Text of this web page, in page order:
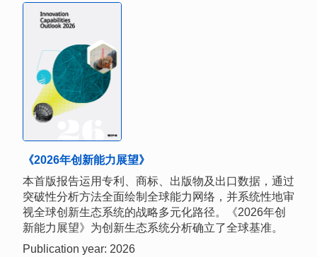
《2026年创新能力展望》
本首版报告运用专利、商标、出版物及出口数据，通过
突破性分析方法全面绘制全球能力网络，并系统性地审
视全球创新生态系统的战略多元化路径。《2026年创
新能力展望》为创新生态系统分析确立了全球基准。
Publication year: 2026